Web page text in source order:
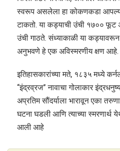
स्वरूप असलेला हा कोकणकडा आपल्या
टाकतो. या कड्याची उंची १७००
उंची गाठते. संध्याकाळी या कड्यावरून
अनुभवणे हे एक अविस्मरणीय क्षण आहे.
इतिहासकारांच्या मते, १८३५ मध्ये
“इंद्रव्रज” नावाचा गोलाकार
अप्रतिम सौंदर्याला भारावून एका
घटना घडली आणि त्याच्या स्मरणार्थ
आली आहे